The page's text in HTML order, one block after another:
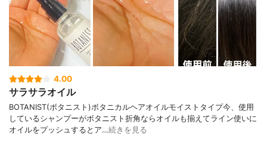
4.00
サラサラオイル
BOTANIST(ボタニスト)ボタニカルヘアオイルモイストタイプ今、使用
しているシャンプーがボタニスト折角ならオイルも揃えてライン使いに
オイルをプッシュするとア…続きを見る